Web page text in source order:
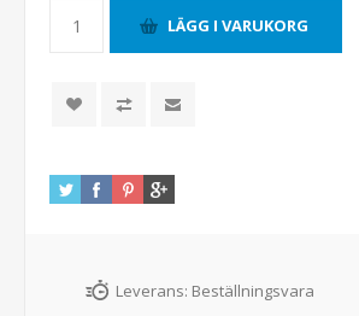
Leverans: Beställningsvara